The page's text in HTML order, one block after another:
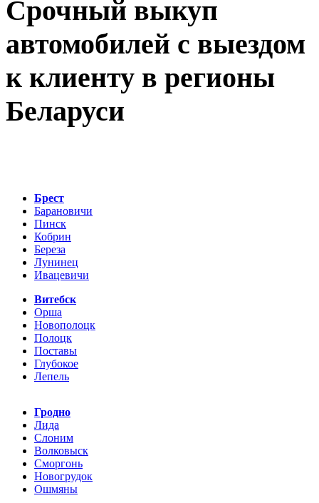
Срочный выкуп
автомобилей с выездом
к клиенту в регионы
Беларуси
Брест
Барановичи
Пинск
Кобрин
Береза
Лунинец
Ивацевичи
Витебск
Орша
Новополоцк
Полоцк
Поставы
Глубокое
Лепель
Гродно
Лида
Слоним
Волковыск
Сморгонь
Новогрудок
Ошмяны